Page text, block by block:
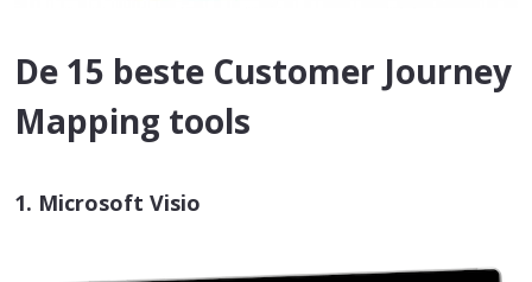
De 15 beste Customer Journey
Mapping tools
1. Microsoft Visio